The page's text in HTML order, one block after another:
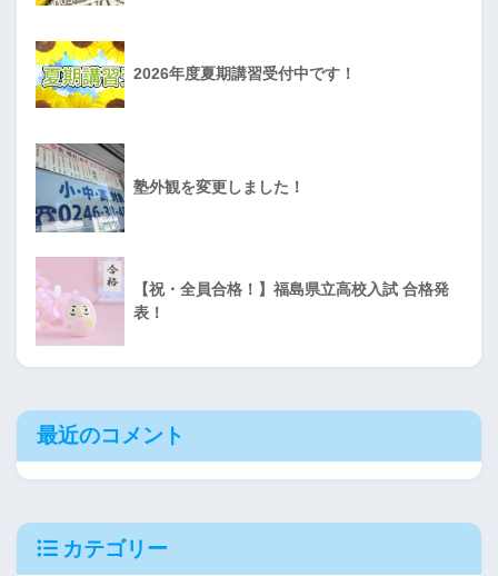
2026年度夏期講習受付中です！
塾外観を変更しました！
【祝・全員合格！】福島県立高校入試 合格発
表！
最近のコメント
カテゴリー